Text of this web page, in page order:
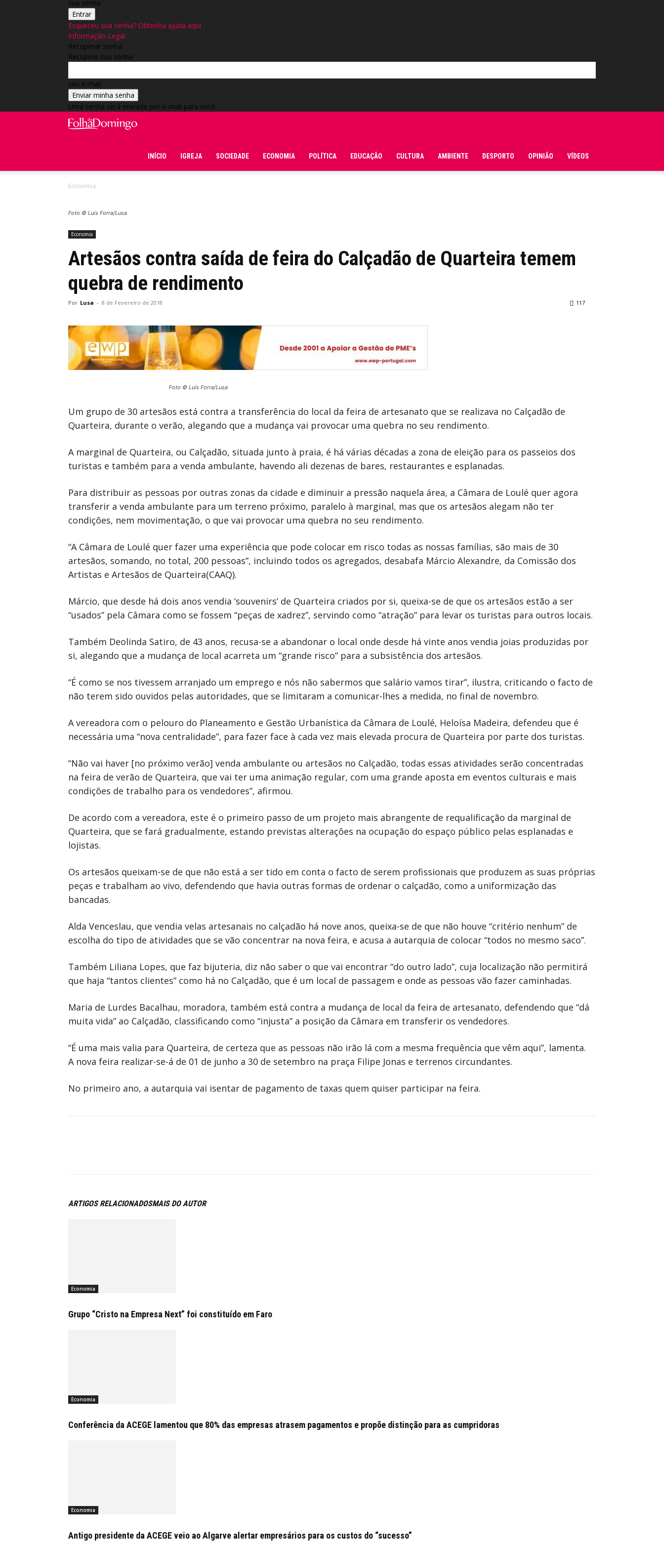
sua senha
Esqueceu sua senha? Obtenha ajuda aqui
Informação Legal
Recuperar senha
Recupere sua senha
seu e-mail
Uma senha será enviada por e-mail para você.
INÍCIO IGREJA SOCIEDADE ECONOMIA POLÍTICA EDUCAÇÃO CULTURA AMBIENTE DESPORTO OPINIÃO VÍDEOS
Economia
Foto © Luís Forra/Lusa
Economia
Artesãos contra saída de feira do Calçadão de Quarteira temem
quebra de rendimento
Por Lusa - 8 de Fevereiro de 2018 117
Foto © Luís Forra/Lusa
Um grupo de 30 artesãos está contra a transferência do local da feira de artesanato que se realizava no Calçadão de
Quarteira, durante o verão, alegando que a mudança vai provocar uma quebra no seu rendimento.
A marginal de Quarteira, ou Calçadão, situada junto à praia, é há várias décadas a zona de eleição para os passeios dos
turistas e também para a venda ambulante, havendo ali dezenas de bares, restaurantes e esplanadas.
Para distribuir as pessoas por outras zonas da cidade e diminuir a pressão naquela área, a Câmara de Loulé quer agora
transferir a venda ambulante para um terreno próximo, paralelo à marginal, mas que os artesãos alegam não ter
condições, nem movimentação, o que vai provocar uma quebra no seu rendimento.
“A Câmara de Loulé quer fazer uma experiência que pode colocar em risco todas as nossas famílias, são mais de 30
artesãos, somando, no total, 200 pessoas”, incluindo todos os agregados, desabafa Márcio Alexandre, da Comissão dos
Artistas e Artesãos de Quarteira(CAAQ).
Márcio, que desde há dois anos vendia ‘souvenirs’ de Quarteira criados por si, queixa-se de que os artesãos estão a ser
“usados” pela Câmara como se fossem “peças de xadrez”, servindo como “atração” para levar os turistas para outros locais.
Também Deolinda Satiro, de 43 anos, recusa-se a abandonar o local onde desde há vinte anos vendia joias produzidas por
si, alegando que a mudança de local acarreta um “grande risco” para a subsistência dos artesãos.
“É como se nos tivessem arranjado um emprego e nós não sabermos que salário vamos tirar”, ilustra, criticando o facto de
não terem sido ouvidos pelas autoridades, que se limitaram a comunicar-lhes a medida, no final de novembro.
A vereadora com o pelouro do Planeamento e Gestão Urbanística da Câmara de Loulé, Heloísa Madeira, defendeu que é
necessária uma “nova centralidade”, para fazer face à cada vez mais elevada procura de Quarteira por parte dos turistas.
“Não vai haver [no próximo verão] venda ambulante ou artesãos no Calçadão, todas essas atividades serão concentradas
na feira de verão de Quarteira, que vai ter uma animação regular, com uma grande aposta em eventos culturais e mais
condições de trabalho para os vendedores”, afirmou.
De acordo com a vereadora, este é o primeiro passo de um projeto mais abrangente de requalificação da marginal de
Quarteira, que se fará gradualmente, estando previstas alterações na ocupação do espaço público pelas esplanadas e
lojistas.
Os artesãos queixam-se de que não está a ser tido em conta o facto de serem profissionais que produzem as suas próprias
peças e trabalham ao vivo, defendendo que havia outras formas de ordenar o calçadão, como a uniformização das
bancadas.
Alda Venceslau, que vendia velas artesanais no calçadão há nove anos, queixa-se de que não houve “critério nenhum” de
escolha do tipo de atividades que se vão concentrar na nova feira, e acusa a autarquia de colocar “todos no mesmo saco”.
Também Liliana Lopes, que faz bijuteria, diz não saber o que vai encontrar “do outro lado”, cuja localização não permitirá
que haja “tantos clientes” como há no Calçadão, que é um local de passagem e onde as pessoas vão fazer caminhadas.
Maria de Lurdes Bacalhau, moradora, também está contra a mudança de local da feira de artesanato, defendendo que “dá
muita vida” ao Calçadão, classificando como “injusta” a posição da Câmara em transferir os vendedores.
“É uma mais valia para Quarteira, de certeza que as pessoas não irão lá com a mesma frequência que vêm aqui”, lamenta.
A nova feira realizar-se-á de 01 de junho a 30 de setembro na praça Filipe Jonas e terrenos circundantes.
No primeiro ano, a autarquia vai isentar de pagamento de taxas quem quiser participar na feira.
ARTIGOS RELACIONADOSMAIS DO AUTOR
Economia
Grupo “Cristo na Empresa Next” foi constituído em Faro
Economia
Conferência da ACEGE lamentou que 80% das empresas atrasem pagamentos e propõe distinção para as cumpridoras
Economia
Antigo presidente da ACEGE veio ao Algarve alertar empresários para os custos do “sucesso”